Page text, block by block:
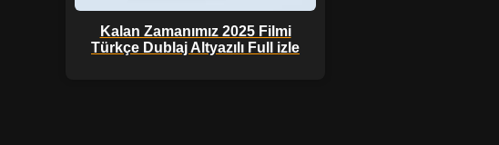
Kalan Zamanımız 2025 Filmi
Türkçe Dublaj Altyazılı Full izle